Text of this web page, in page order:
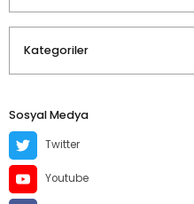
Kategoriler
Sosyal Medya
Twitter
Youtube